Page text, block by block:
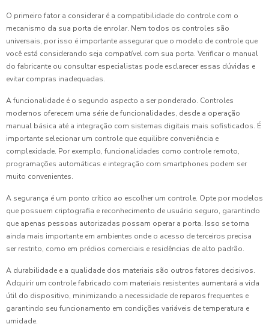
O primeiro fator a considerar é a compatibilidade do controle com o
mecanismo da sua porta de enrolar. Nem todos os controles são
universais, por isso é importante assegurar que o modelo de controle que
você está considerando seja compatível com sua porta. Verificar o manual
do fabricante ou consultar especialistas pode esclarecer essas dúvidas e
evitar compras inadequadas.
A funcionalidade é o segundo aspecto a ser ponderado. Controles
modernos oferecem uma série de funcionalidades, desde a operação
manual básica até a integração com sistemas digitais mais sofisticados. É
importante selecionar um controle que equilibre conveniência e
complexidade. Por exemplo, funcionalidades como controle remoto,
programações automáticas e integração com smartphones podem ser
muito convenientes.
A segurança é um ponto crítico ao escolher um controle. Opte por modelos
que possuem criptografia e reconhecimento de usuário seguro, garantindo
que apenas pessoas autorizadas possam operar a porta. Isso se torna
ainda mais importante em ambientes onde o acesso de terceiros precisa
ser restrito, como em prédios comerciais e residências de alto padrão.
A durabilidade e a qualidade dos materiais são outros fatores decisivos.
Adquirir um controle fabricado com materiais resistentes aumentará a vida
útil do dispositivo, minimizando a necessidade de reparos frequentes e
garantindo seu funcionamento em condições variáveis de temperatura e
umidade.